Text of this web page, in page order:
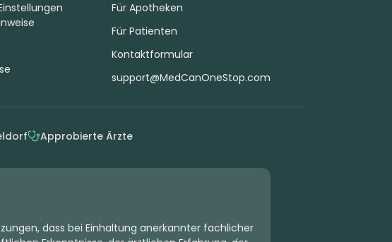
Für Apotheken
Für Patienten
Kontaktformular
support@MedCanOneStop.com
Approbierte Ärzte
dass bei Einhaltung anerkannter fachlicher